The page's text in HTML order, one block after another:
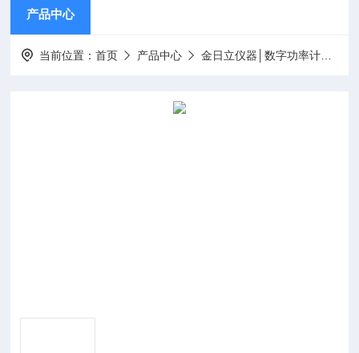
产品中心
当前位置：首页 产品中心 金日立仪器│数字功率计│电子负载│LCR数字电桥│直流低电阻仪│7116C信号发生器│直流电源